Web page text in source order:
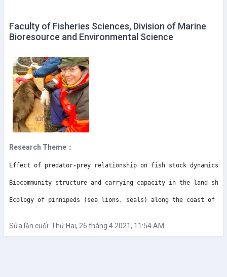
Faculty of Fisheries Sciences, Division of Marine
Bioresource and Environmental Science
Research Theme：
Effect of predator-prey relationship on fish stock dynamics
Biocommunity structure and carrying capacity in the land
Ecology of pinnipeds (sea lions, seals) along the coast of
Sửa lần cuối: Thứ Hai, 26 tháng 4 2021, 11:54 AM